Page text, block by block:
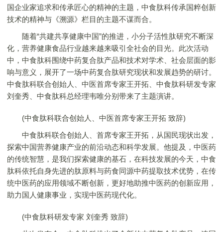
国企业家追求和传承匠心的精神的主题，中食肽科传承国粹创新
技术的精神与《溯源》栏目的主题不谋而合。
随着“共建共享健康中国”的推进，小分子活性肽研究不断深
化，营养健康食品行业越来越来吸引全社会的目光。此次活动
中，中食肽科围绕中药复合肽产品和技术对学术、社会层面的影
响与意义，展开了一场中药复合肽研究现状和发展趋势的研讨。
中食肽科联合创始人、中医首席专家王开拓、中食肽科研发专家
刘奎秀、中食肽科总经理韦唯分别带来了主题演讲。
(中食肽科联合创始人、中医首席专家王开拓 致辞)
中食肽科联合创始人、首席专家王开拓，从国民现状出发，
探索中国营养健康产业的前沿动态和科学发展。他提及，中医药
的传统智慧，是我们探索健康的基石，在科技发展的今天，中食
肽科依托自身先进的肽原料与药食同源中药提取技术优势，在传
统中医药的应用领域不断创新，更好地助推中医药的创新应用，
助力国人健康事业，实现中医药现代化。
(中食肽科研发专家 刘奎秀 致辞)